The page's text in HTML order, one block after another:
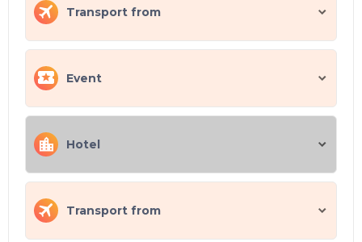
Transport from
Event
Hotel
Transport from